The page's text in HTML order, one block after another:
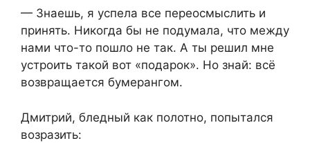
— Знаешь, я успела все переосмыслить и
принять. Никогда бы не подумала, что между
нами что-то пошло не так. А ты решил мне
устроить такой вот «подарок». Но знай: всё
возвращается бумерангом.
Дмитрий, бледный как полотно, попытался
возразить: